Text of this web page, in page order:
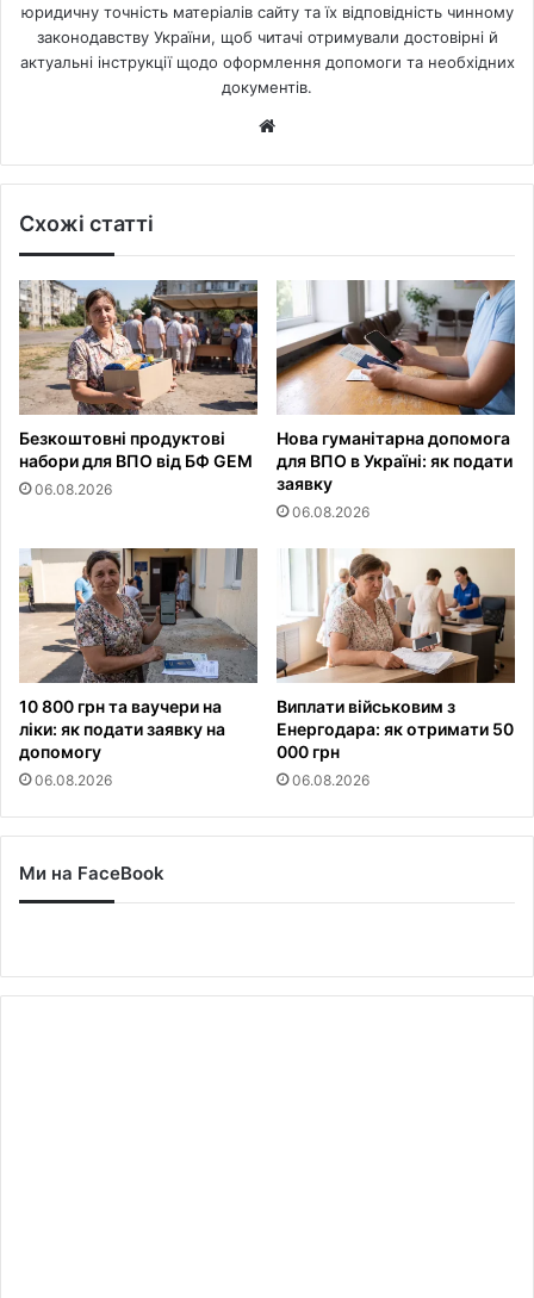
юридичну точність матеріалів сайту та їх відповідність чинному
законодавству України, щоб читачі отримували достовірні й
актуальні інструкції щодо оформлення допомоги та необхідних
документів.
Схожі статті
Безкоштовні продуктові
набори для ВПО від БФ GEM
06.08.2026
Нова гуманітарна допомога
для ВПО в Україні: як подати
заявку
06.08.2026
10 800 грн та ваучери на
ліки: як подати заявку на
допомогу
06.08.2026
Виплати військовим з
Енергодара: як отримати 50
000 грн
06.08.2026
Ми на FaceBook